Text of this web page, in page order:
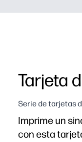
Tarjeta
Serie de tarjetas
Imprime un
con esta